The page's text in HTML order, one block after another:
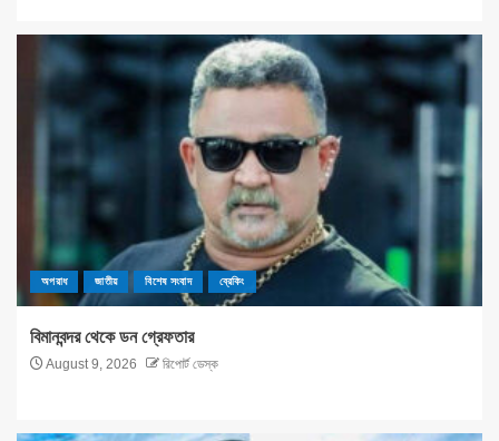
অপরাধ জাতীয় বিশেষ সংবাদ ব্রেকিং
বিমানবন্দর থেকে ডন গ্রেফতার
August 9, 2026 রিপোর্ট ডেস্ক